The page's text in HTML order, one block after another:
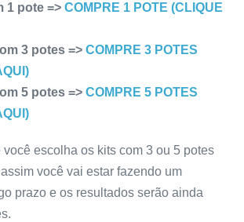
1 pote => COMPRE 1 POTE (CLIQUE
3 potes => COMPRE 3 POTES
5 potes => COMPRE 5 POTES
você escolha os kits com 3 ou 5 potes
você vai estar fazendo um
prazo e os resultados serão ainda